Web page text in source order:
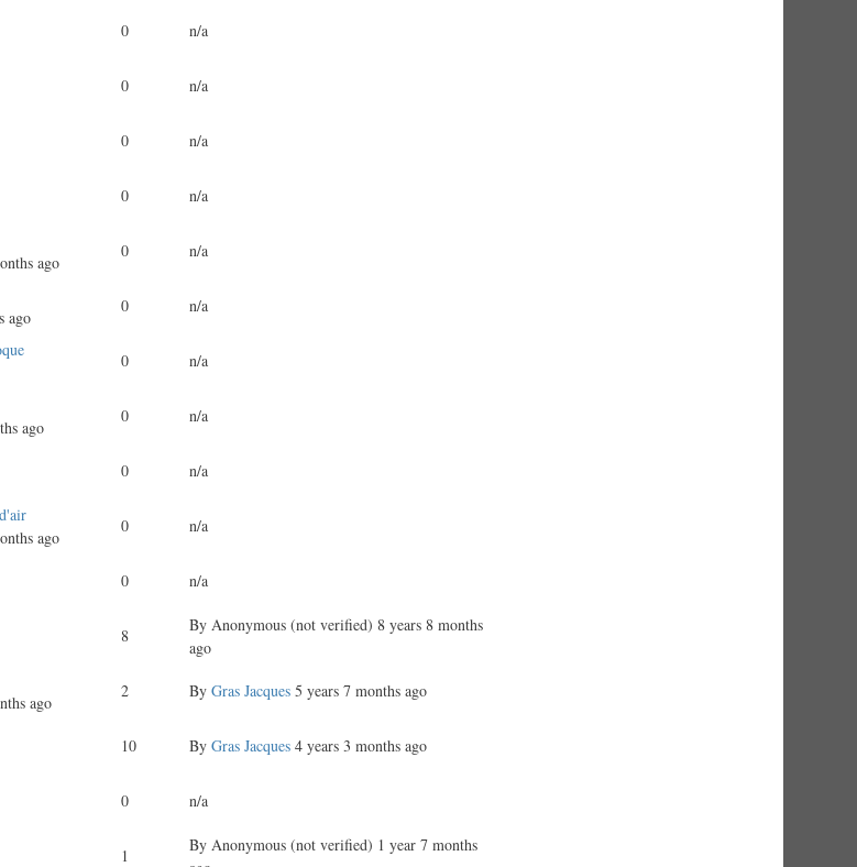
0 n/a
0 n/a
0 n/a
0 n/a
ago
0 n/a
ago
0 n/a
0 n/a
ago
0 n/a
0 n/a
ago
0 n/a
0 n/a
8
ByAnonymous (not verified) 8 years 8 months
ago
ago
2 ByGras Jacques 5 years 7 months ago
10 ByGras Jacques 4 years 3 months ago
0 n/a
1
ByAnonymous (not verified) 1 year 7 months